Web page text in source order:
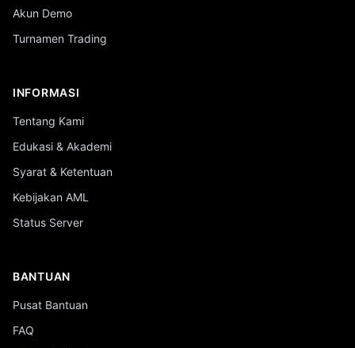
Akun Demo
Turnamen Trading
INFORMASI
Tentang Kami
Edukasi & Akademi
Syarat & Ketentuan
Kebijakan AML
Status Server
BANTUAN
Pusat Bantuan
FAQ